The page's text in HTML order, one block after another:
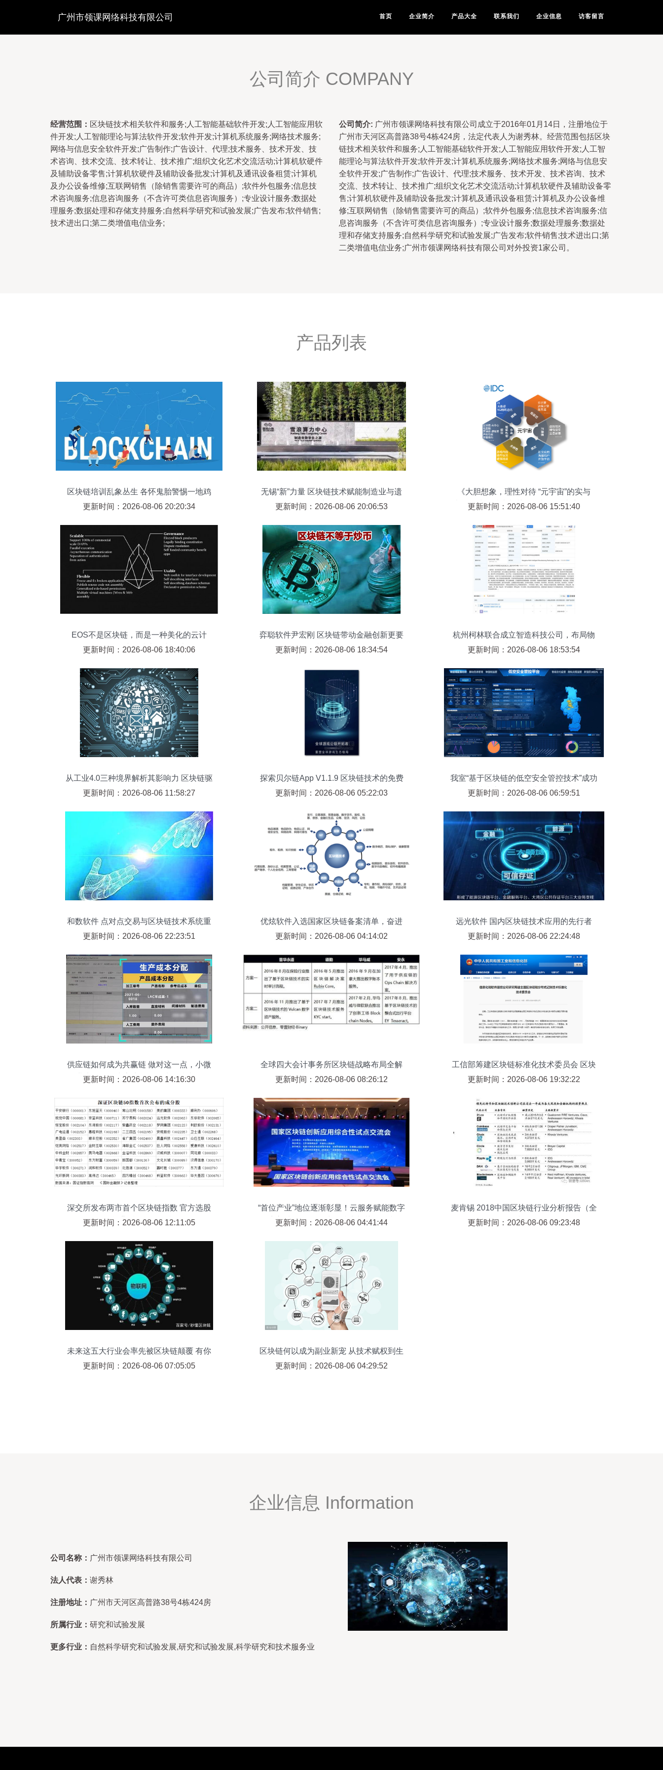
广州市领课网络科技有限公司 首页 企业简介 产品大全 联系我们 企业信息 访客留言
公司简介 COMPANY
经营范围： 区块链技术相关软件和服务;人工智能基础软件开发;人工智能应用软
件开发;人工智能理论与算法软件开发;软件开发;计算机系统服务;网络技术服务;
网络与信息安全软件开发;广告制作;广告设计、代理;技术服务、技术开发、技
术咨询、技术交流、技术转让、技术推广;组织文化艺术交流活动;计算机软硬件
及辅助设备零售;计算机软硬件及辅助设备批发;计算机及通讯设备租赁;计算机
及办公设备维修;互联网销售（除销售需要许可的商品）;软件外包服务;信息技
术咨询服务;信息咨询服务（不含许可类信息咨询服务）;专业设计服务;数据处
理服务;数据处理和存储支持服务;自然科学研究和试验发展;广告发布;软件销售;
技术进出口;第二类增值电信业务;
公司简介: 广州市领课网络科技有限公司成立于2016年01月14日，注册地位于
广州市天河区高普路38号4栋424房，法定代表人为谢秀林。经营范围包括区块
链技术相关软件和服务;人工智能基础软件开发;人工智能应用软件开发;人工智
能理论与算法软件开发;软件开发;计算机系统服务;网络技术服务;网络与信息安
全软件开发;广告制作;广告设计、代理;技术服务、技术开发、技术咨询、技术
交流、技术转让、技术推广;组织文化艺术交流活动;计算机软硬件及辅助设备零
售;计算机软硬件及辅助设备批发;计算机及通讯设备租赁;计算机及办公设备维
修;互联网销售（除销售需要许可的商品）;软件外包服务;信息技术咨询服务;信
息咨询服务（不含许可类信息咨询服务）;专业设计服务;数据处理服务;数据处
理和存储支持服务;自然科学研究和试验发展;广告发布;软件销售;技术进出口;第
二类增值电信业务;广州市领课网络科技有限公司对外投资1家公司。
产品列表
区块链培训乱象丛生 各怀鬼胎警惕一地鸡
毛
更新时间：2026-08-06 20:20:34
无锡“新”力量 区块链技术赋能制造业与遗
产保护
更新时间：2026-08-06 20:06:53
《大胆想象，理性对待 “元宇宙”的实与
虚》区块链技术相关软件与服务竟变网络
更新时间：2026-08-06 15:51:40
EOS不是区块链，而是一种美化的云计
算？揭秘区块链技术的真假边界
更新时间：2026-08-06 18:40:06
弈聪软件尹宏刚 区块链带动金融创新更要
警惕其技术误导性
更新时间：2026-08-06 18:34:54
杭州柯林联合成立智造科技公司，布局物
联网与区块链创新链
更新时间：2026-08-06 18:53:54
从工业4.0三种境界解析其影响力 区块链驱
动的软件与服务革新
更新时间：2026-08-06 11:58:27
探索贝尔链App V1.1.9 区块链技术的免费
服务新标杆
更新时间：2026-08-06 05:22:03
我室“基于区块链的低空安全管控技术”成功
入选南京低空智联先进技术成果
更新时间：2026-08-06 06:59:51
和数软件 点对点交易与区块链技术系统重
塑未来
更新时间：2026-08-06 22:23:51
优炫软件入选国家区块链备案清单，奋进
新基建征程
更新时间：2026-08-06 04:14:02
远光软件 国内区块链技术应用的先行者
更新时间：2026-08-06 22:24:48
供应链如何成为共赢链 做对这一点，小微
企业也能服务大客户——区块链技术的核
更新时间：2026-08-06 14:16:30
全球四大会计事务所区块链战略布局全解
更新时间：2026-08-06 08:26:12
工信部筹建区块链标准化技术委员会 区块
大陆的根基工程
更新时间：2026-08-06 19:32:22
深交所发布两市首个区块链指数 官方选股
名单背后的战略深意
更新时间：2026-08-06 12:11:05
“首位产业”地位逐渐彰显！云服务赋能数字
经济高质量发展 区块链技术相关软件和服
更新时间：2026-08-06 04:41:44
麦肯锡 2018中国区块链行业分析报告（全
文）
更新时间：2026-08-06 09:23:48
未来这五大行业会率先被区块链颠覆 有你
的行业吗?
更新时间：2026-08-06 07:05:05
区块链何以成为副业新宠 从技术赋权到生
态良机
更新时间：2026-08-06 04:29:52
企业信息 Information
公司名称： 广州市领课网络科技有限公司
法人代表： 谢秀林
注册地址： 广州市天河区高普路38号4栋424房
所属行业： 研究和试验发展
更多行业： 自然科学研究和试验发展,研究和试验发展,科学研究和技术服务业